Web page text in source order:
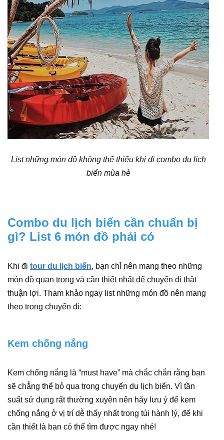
List những món đồ không thể thiếu khi đi combo du lịch
biển mùa hè
Combo du lịch biển cần chuẩn bị
gì? List 6 món đồ phải có
Khi đi tour du lịch biển, bạn chỉ nên mang theo những
món đồ quan trọng và cần thiết nhất để chuyến đi thật
thuận lợi. Tham khảo ngay list những món đồ nên mang
theo trong chuyến đi:
Kem chống nắng
Kem chống nắng là “must have” mà chắc chắn rằng bạn
sẽ chẳng thể bỏ qua trong chuyến du lịch biển. Vì tần
suất sử dụng rất thường xuyên nên hãy lưu ý để kem
chống nắng ở vị trí dễ thấy nhất trong túi hành lý, để khi
cần thiết là bạn có thể tìm được ngay nhé!